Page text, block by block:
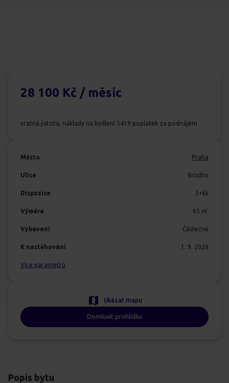
28 100 Kč / měsíc
vratná jistota, náklady na bydlení 5419 poplatek za podnájem
Město Praha
Ulice Brixiho
Dispozice 3+kk
Výměra 65 m 2
Vybavení Částečně
K nastěhování 1. 9. 2026
Více parametrů
Ukázat mapu
Domluvit prohlídku
Popis bytu